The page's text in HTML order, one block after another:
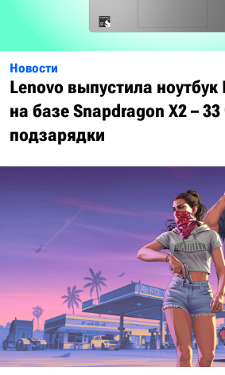
Новости
Lenovo выпустила ноутбук
на базе Snapdragon X2 – 33
подзарядки